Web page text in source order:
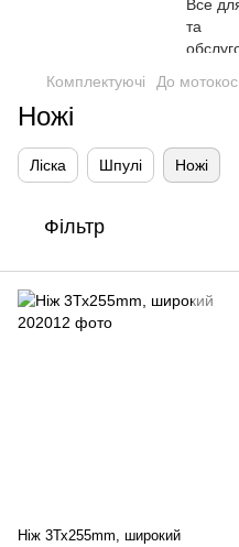
Комплектуючі До мотокос
Ножі
Ліска Шпулі Ножі
Фільтр
Ніж 3Тх255mm, широкий